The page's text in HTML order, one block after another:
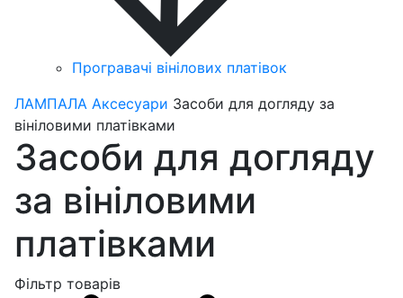
Програвачі вінілових платівок
ЛАМПАЛА Аксесуари Засоби для догляду за
вініловими платівками
Засоби для догляду
за вініловими
платівками
Фільтр товарів